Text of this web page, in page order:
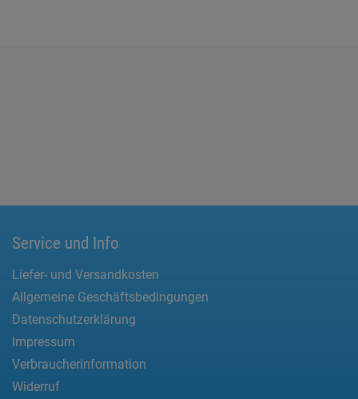
Service und Info
Liefer- und Versandkosten
Allgemeine Geschäftsbedingungen
Datenschutzerklärung
Impressum
Verbraucherinformation
Widerruf